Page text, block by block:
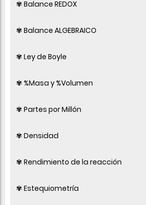
✾ Balance REDOX
✾ Balance ALGEBRAICO
✾ Ley de Boyle
✾ %Masa y %Volumen
✾ Partes por Millón
✾ Densidad
✾ Rendimiento de la reacción
✾ Estequiometría